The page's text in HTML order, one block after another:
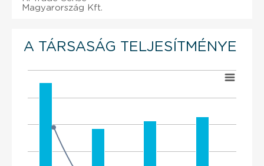
Magyarország Kft.
A TÁRSASÁG TELJESÍTMÉNYE